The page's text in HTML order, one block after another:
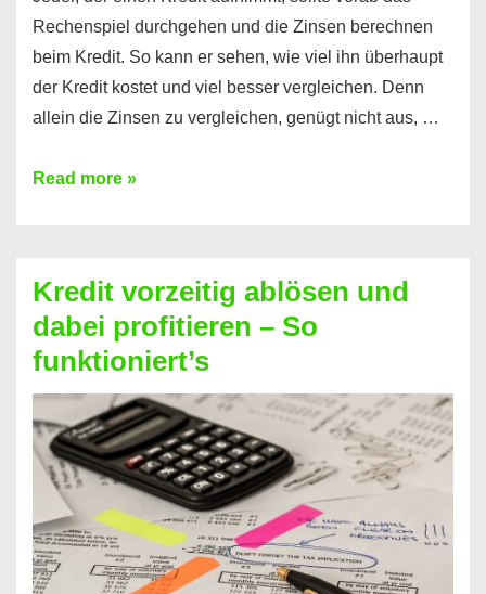
Rechenspiel durchgehen und die Zinsen berechnen
beim Kredit. So kann er sehen, wie viel ihn überhaupt
der Kredit kostet und viel besser vergleichen. Denn
allein die Zinsen zu vergleichen, genügt nicht aus, …
Ganz
Kredit
berechnen
–
Mit
diesen
Regeln!
Read more »
Kredit vorzeitig ablösen und
dabei profitieren – So
funktioniert’s